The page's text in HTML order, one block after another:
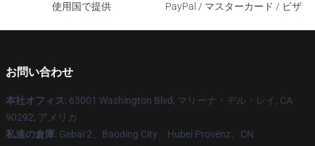
使用国で提供
PayPal / マスターカード / ビザ
お問い合わせ
本社オフィス: 63001 Washington Blvd, マリーナ・デル・レイ, CA
90292, アメリカ
私達の倉庫: Gebai 2、Baoding City、Hubei Provënz、CN